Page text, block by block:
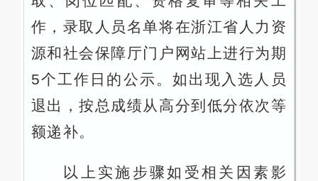
作，录取人员名单将在浙江省人力资
源和社会保障厅门户网站上进行为期
5个工作日的公示。如出现入选人员
退出，按总成绩从高分到低分依次等
额递补。
以上实施步骤如受相关因素影